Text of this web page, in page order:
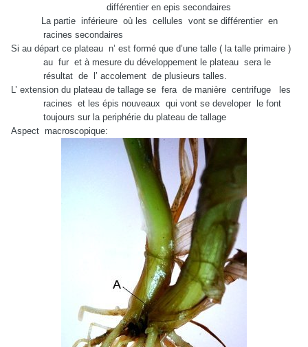
différentier en epis secondaires
La partie inférieure où les cellules vont se différentier en
racines secondaires
Si au départ ce plateau n’ est formé que d’une talle ( la talle primaire )
au fur et à mesure du développement le plateau sera le
résultat de l’ accolement de plusieurs talles.
L’ extension du plateau de tallage se fera de manière centrifuge
les
racines
et les épis nouveaux qui vont se developer
le font
toujours sur la periphérie du plateau de tallage
Aspect macroscopique: